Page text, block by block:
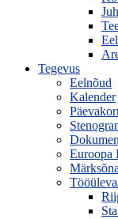
Tegevus
Eelnõud
Kalender
Euroopa